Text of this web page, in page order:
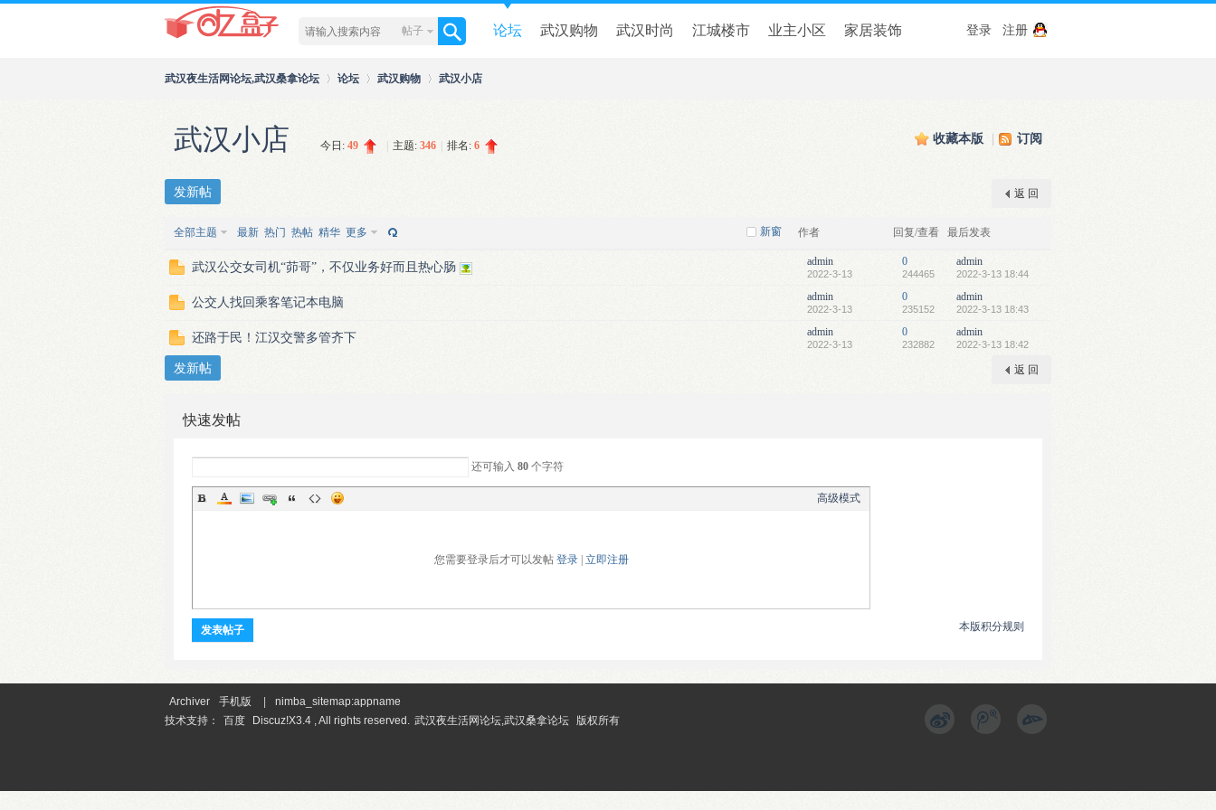
帖子 论坛 武汉购物 武汉时尚 江城楼市 业主小区 家居装饰 登录 注册
武汉夜生活网论坛,武汉桑拿论坛 论坛 武汉购物 武汉小店
收藏本版 订阅
武汉小店 今日: 49 主题: 346 排名: 6
返 回
发新帖
新窗
全部主题 最新 热门 热帖 精华 更多 作者 回复/查看 最后发表
武汉公交女司机“茆哥”，不仅业务好而且热心肠 admin
2022-3-13
0
244465
admin
2022-3-13 18:44
公交人找回乘客笔记本电脑 admin
2022-3-13
0
235152
admin
2022-3-13 18:43
还路于民！江汉交警多管齐下 admin
2022-3-13
0
232882
admin
2022-3-13 18:42
返 回
发新帖
快速发帖
还可输入 80 个字符
高级模式
您需要登录后才可以发帖 登录| 立即注册
本版积分规则
发表帖子
Archiver 手机版
nimba_sitemap:appname
技术支持：
百度 Discuz!X3.4 , All rights reserved. 武汉夜生活网论坛,武汉桑拿论坛 版权所有